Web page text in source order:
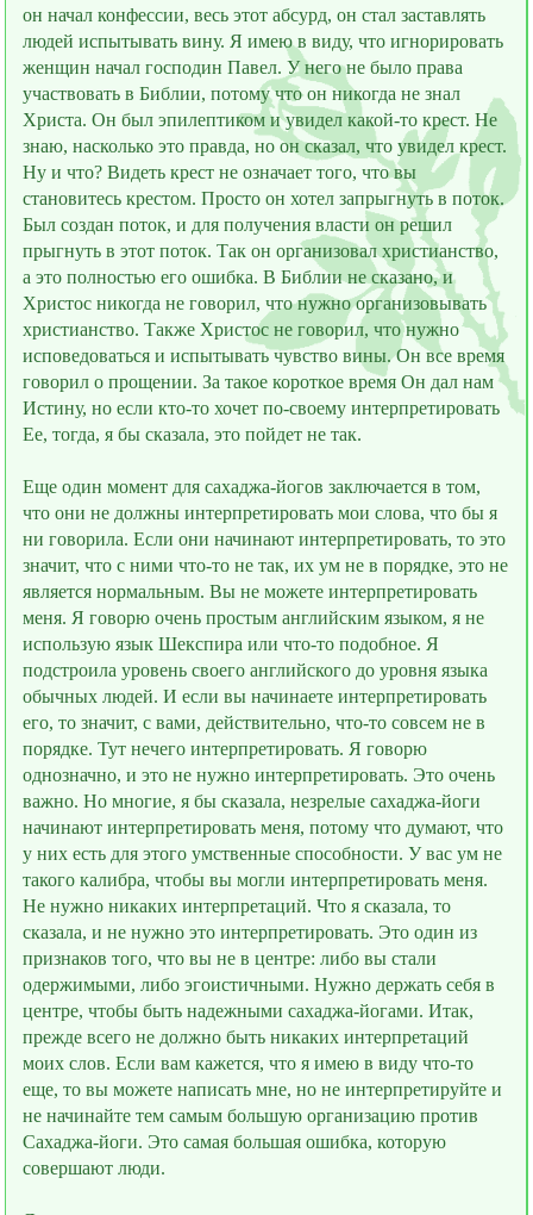
он начал конфессии, весь этот абсурд, он стал заставлять
людей испытывать вину. Я имею в виду, что игнорировать
женщин начал господин Павел. У него не было права
участвовать в Библии, потому что он никогда не знал
Христа. Он был эпилептиком и увидел какой-то крест. Не
знаю, насколько это правда, но он сказал, что увидел крест.
Ну и что? Видеть крест не означает того, что вы
становитесь крестом. Просто он хотел запрыгнуть в поток.
Был создан поток, и для получения власти он решил
прыгнуть в этот поток. Так он организовал христианство,
а это полностью его ошибка. В Библии не сказано, и
Христос никогда не говорил, что нужно организовывать
христианство. Также Христос не говорил, что нужно
исповедоваться и испытывать чувство вины. Он всe время
говорил о прощении. За такое короткое время Он дал нам
Истину, но если кто-то хочет по-своему интерпретировать
Ее, тогда, я бы сказала, это пойдет не так.
Ещe один момент для сахаджа-йогов заключается в том,
что они не должны интерпретировать мои слова, что бы я
ни говорила. Если они начинают интерпретировать, то это
значит, что с ними что-то не так, их ум не в порядке, это не
является нормальным. Вы не можете интерпретировать
меня. Я говорю очень простым английским языком, я не
использую язык Шекспира или что-то подобное. Я
подстроила уровень своего английского до уровня языка
обычных людей. И если вы начинаете интерпретировать
его, то значит, с вами, действительно, что-то совсем не в
порядке. Тут нечего интерпретировать. Я говорю
однозначно, и это не нужно интерпретировать. Это очень
важно. Но многие, я бы сказала, незрелые сахаджа-йоги
начинают интерпретировать меня, потому что думают, что
у них есть для этого умcтвенные способности. У вас ум не
такого калибра, чтобы вы могли интерпретировать меня.
Не нужно никаких интерпретаций. Что я сказала, то
сказала, и не нужно это интерпретировать. Это один из
признаков того, что вы не в центре: либо вы стали
одержимыми, либо эгоистичными. Нужно держать себя в
центре, чтобы быть надeжными сахаджа-йогами. Итак,
прежде всего не должно быть никаких интерпретаций
моих слов. Если вам кажется, что я имею в виду что-то
ещe, то вы можете написать мне, но не интерпретируйте и
не начинайте тем самым большую организацию против
Сахаджа-йоги. Это самая большая ошибка, которую
совершают люди.